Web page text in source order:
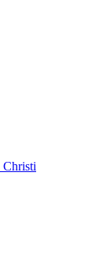
Christi